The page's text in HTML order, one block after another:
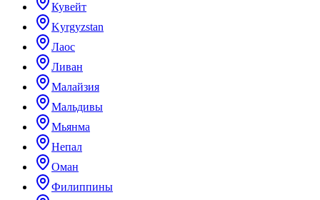
Кувейт
Kyrgyzstan
Лаос
Ливан
Малайзия
Мальдивы
Мьянма
Непал
Оман
Филиппины